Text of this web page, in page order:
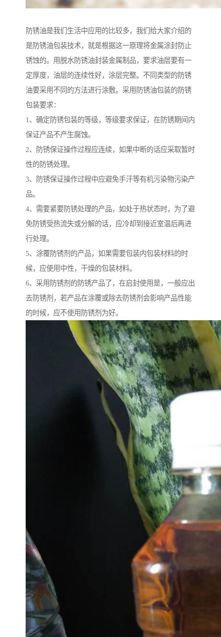
防锈油是我们生活中应用的比较多，我们给大家介绍的
是防锈油包装技术，就是根据这一原理将金属涂封防止
锈蚀的。用脱水防锈油封装金属制品，要求油层要有一
定厚度，油层的连续性好，涂层完整。不同类型的防锈
油要采用不同的方法进行涂敷。采用防锈油包装的防锈
包装要求：
1、确定防锈包装的等级，等级要求保证，在防锈期间内
保证产品不产生腐蚀。
2、防锈保证操作过程应连续，如果中断的话应采取暂时
性的防锈处理。
3、防锈保证操作过程中应避免手汗等有机污染物污染产
品。
4、需要紧要防锈处理的产品，如处于热状态时，为了避
免防锈受热流失或分解的话，应冷却到接近室温后再进
行处理。
5、涂覆防锈剂的产品，如果需要包装内包装材料的时
候，应使用中性，干燥的包装材料。
6、采用防锈剂的防锈产品了，在启封使用是，一般应出
去防锈剂，若产品在涂覆或除去防锈剂会影响产品性能
的时候，应不使用防锈剂为好。